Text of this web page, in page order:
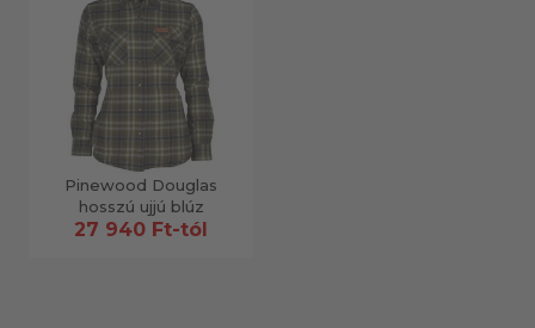
Pinewood Douglas
hosszú ujjú blúz
27 940 Ft-tól